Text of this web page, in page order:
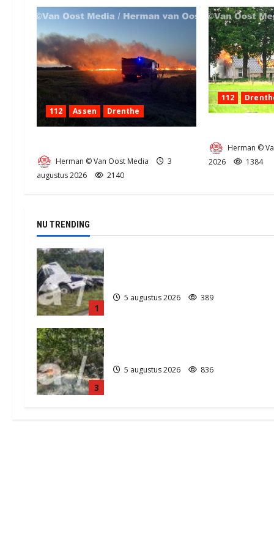
112 Assen Drenthe
Herman © Van Oost Media
3
augustus 2026
2140
112
Herman ©
2026
1384
NU TRENDING
1
5 augustus 2026 389
3
5 augustus 2026 836